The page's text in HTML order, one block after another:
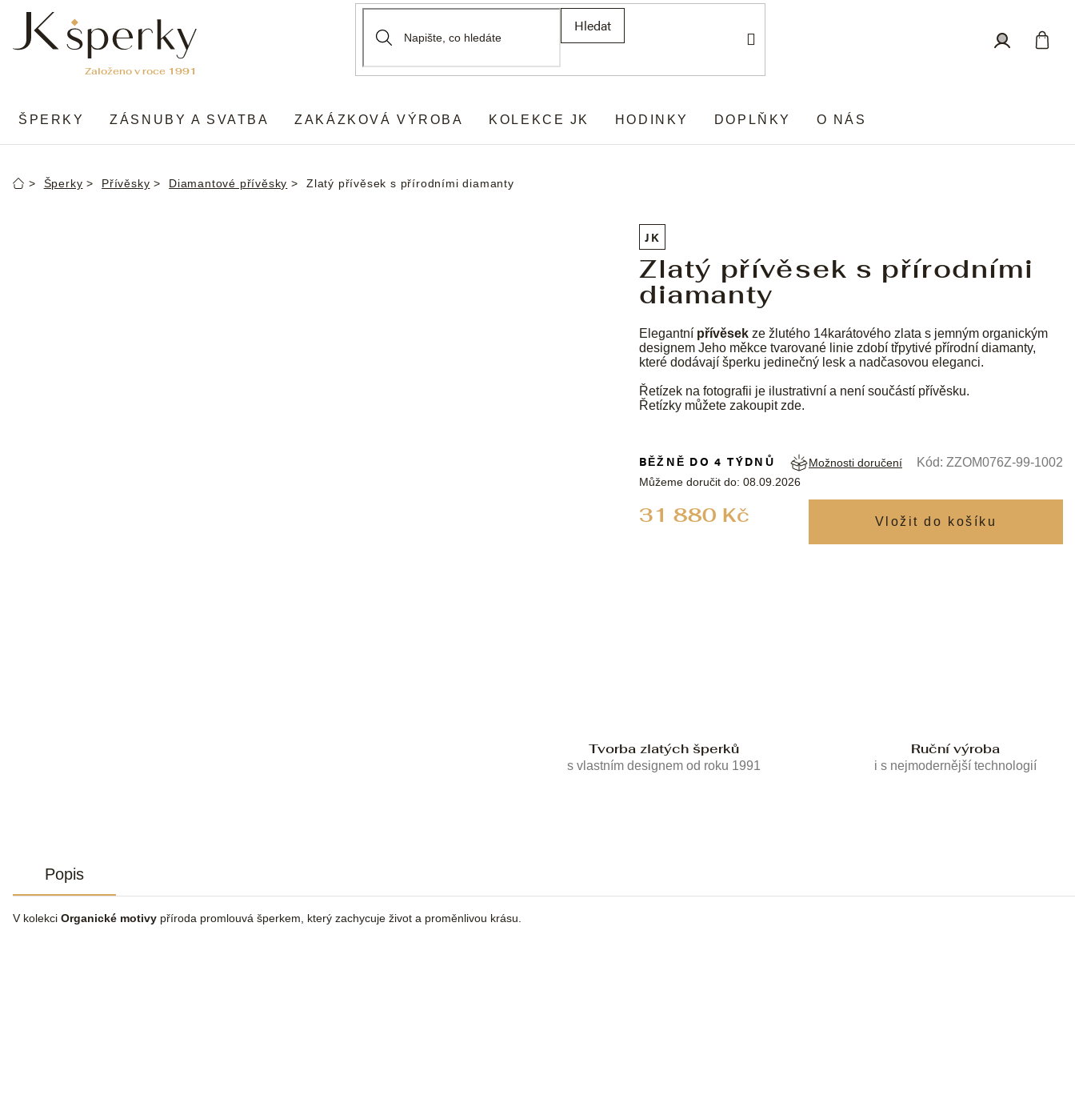
obsah
Hledat
ŠPERKY ZÁSNUBY A SVATBA ZAKÁZKOVÁ VÝROBA KOLEKCE JK HODINKY DOPLŇKY O NÁS
DomůŠperky Přívěsky Diamantové přívěsky Zlatý přívěsek s přírodními diamanty
JK
Zlatý přívěsek s přírodními
diamanty
Elegantní přívěsek ze žlutého 14karátového zlata s jemným organickým
designem Jeho měkce tvarované linie zdobí třpytivé přírodní diamanty,
které dodávají šperku jedinečný lesk a nadčasovou eleganci.
Řetízek na fotografii je ilustrativní a není součástí přívěsku.
Řetízky můžete zakoupitzde.
31 880 Kč
BĚŽNĚ DO 4 TÝDNŮ
Můžeme doručit do: 08.09.2026
Možnosti doručení Kód: ZZOM076Z-99-1002
Tvorba zlatých šperků
s vlastním designem od roku 1991
Ruční výroba
i s nejmodernější technologií
Popis
V kolekci Organické motivy příroda promlouvá šperkem, který zachycuje život a proměnlivou krásu.